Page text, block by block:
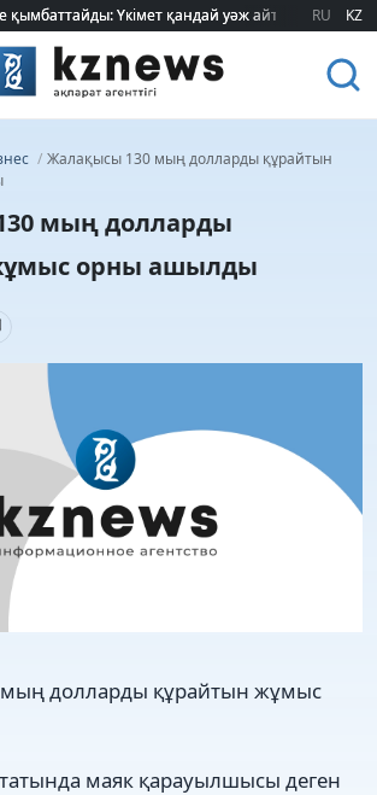
қымбаттайды: Үкімет қандай уәж айтады?
қымбаттайды: Үкімет қандай уәж айтады? RU KZ
/ ​Жалақысы 130 мың долларды құрайтын
мың долларды
орны ашылды
долларды құрайтын жұмыс
маяк қарауылшысы деген